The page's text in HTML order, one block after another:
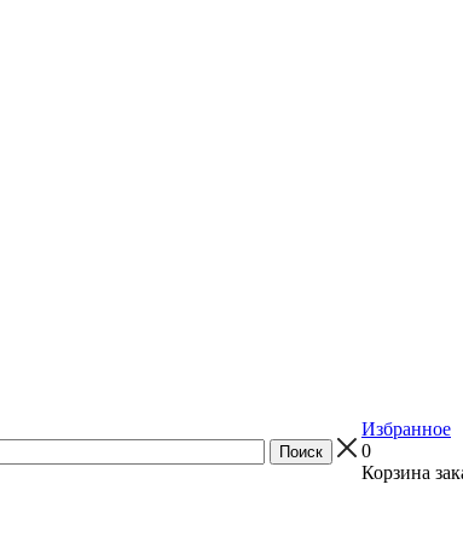
Избранное
0
Корзина